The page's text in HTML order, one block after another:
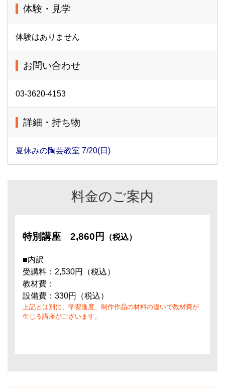
体験・見学
体験はありません
お問い合わせ
03-3620-4153
詳細・持ち物
夏休みの陶芸教室 7/20(日)
料金のご案内
特別講座 2,860円 （税込）
■内訳
受講料：2,530円（税込）
教材費：
設備費：330円（税込）
上記とは別に、学習進度、制作作品の材料の違いで教材費が
生じる講座がございます。